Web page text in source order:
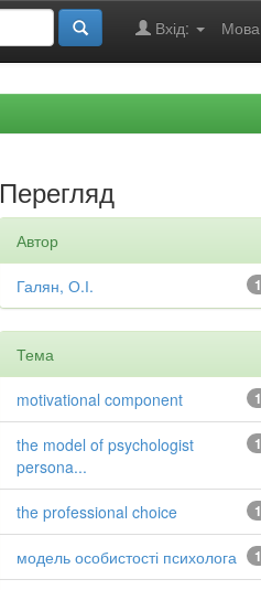
Мова
Вхід:
Перегляд
Автор
1
Галян, О.І.
Тема
1
motivational component
1
the model of psychologist
persona...
1
the professional choice
1
модель особистості психолога